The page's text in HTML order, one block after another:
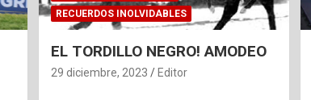
RECUERDOS INOLVIDABLES
EL TORDILLO NEGRO! AMODEO
29 diciembre, 2023 Editor